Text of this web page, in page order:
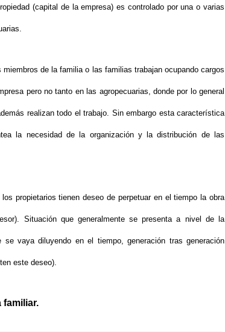
(capital de la empresa) es controlado por una o varias
de la familia o las familias trabajan ocupando cargos
pero no tanto en las agropecuarias, donde por lo general
realizan todo el trabajo. Sin embargo esta característica
la necesidad de la organización y la distribución de las
propietarios tienen deseo de perpetuar en el tiempo la obra
Situación que generalmente se presenta a nivel de la
vaya diluyendo en el tiempo, generación tras generación
este deseo).
familiar.